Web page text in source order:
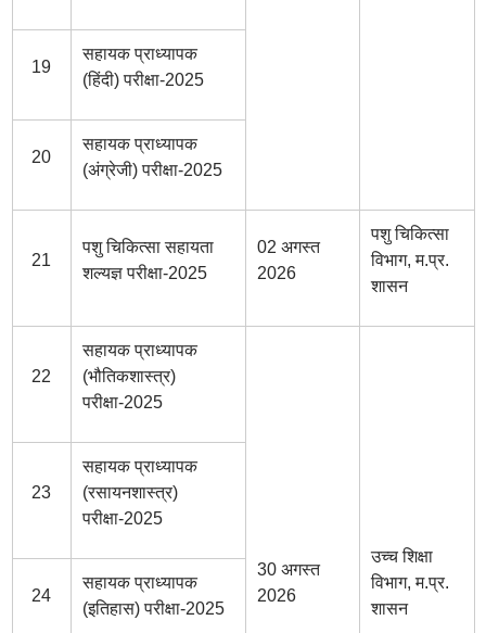
19
सहायक प्राध्यापक
(हिंदी) परीक्षा-2025
20
सहायक प्राध्यापक
(अंग्रेजी) परीक्षा-2025
21
पशु चिकित्सा सहायता
शल्यज्ञ परीक्षा-2025
02 अगस्त
2026
पशु चिकित्सा
विभाग, म.प्र.
शासन
22
सहायक प्राध्यापक
(भौतिकशास्त्र)
परीक्षा-2025
30 अगस्त
2026
उच्च शिक्षा
विभाग, म.प्र.
शासन
23
सहायक प्राध्यापक
(रसायनशास्त्र)
परीक्षा-2025
24
सहायक प्राध्यापक
(इतिहास) परीक्षा-2025